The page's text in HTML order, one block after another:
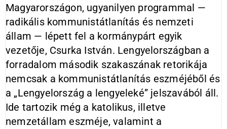
Magyarorszá­gon, ugyanilyen programmal —
radi­kális kommunistátlanítás és nemzeti
állam — lépett fel a kormánypárt egyik
vezetője, Csurka István. Len­gyelországban a
forradalom második szakaszának retorikája
nemcsak a kommunistátlanítás eszméjéből és
a „Lengyelország a lengyeleké” jel­szavából áll.
Ide tartozik még a ka­tolikus, illetve
nemzetállam eszmé­je, valamint a